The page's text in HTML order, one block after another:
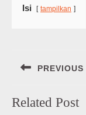
Isi tampilkan
pos
PREVIOUS
post:
Related Post